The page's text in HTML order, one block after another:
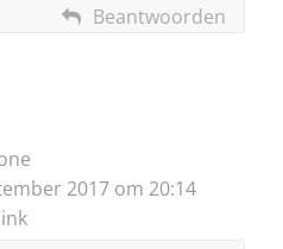
Beantwoorden
2017 om 20:14